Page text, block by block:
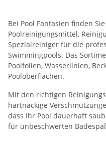
Bei Pool Fantasien finden
Poolreinigungsmittel,
Spezialreiniger für die
Swimmingpools. Das
Poolfolien, Wasserlinien,
Pooloberflächen.
Mit den richtigen
hartnäckige
dass Ihr Pool dauerhaft
für unbeschwerten